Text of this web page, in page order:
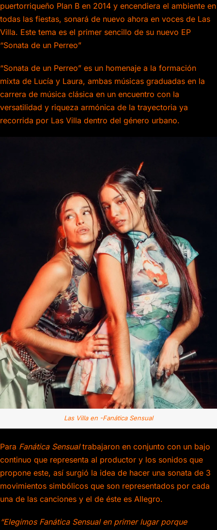
puertorriqueño Plan B en 2014 y encendiera el ambiente en
todas las fiestas, sonará de nuevo ahora en voces de Las
Villa. Este tema es el primer sencillo de su nuevo EP
“Sonata de un Perreo”
“Sonata de un Perreo” es un homenaje a la formación
mixta de Lucía y Laura, ambas músicas graduadas en la
carrera de música clásica en un encuentro con la
versatilidad y riqueza armónica de la trayectoria ya
recorrida por Las Villa dentro del género urbano.
Las Villa en -Fanática Sensual
Para Fanática Sensualtrabajaron en conjunto con un bajo
continuo que representa al productor y los sonidos que
propone este, así surgió la idea de hacer una sonata de 3
movimientos simbólicos que son representados por cada
una de las canciones y el de éste es Allegro.
“Elegimos Fanática Sensual en primer lugar porque